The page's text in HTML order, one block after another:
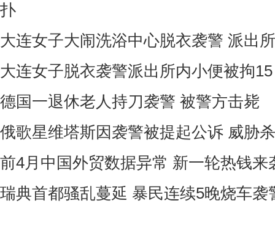
扑
大连女子大闹洗浴中心脱衣袭警 派出
大连女子脱衣袭警派出所内小便被拘
德国一退休老人持刀袭警 被警方击毙
俄歌星维塔斯因袭警被提起公诉 威胁
前4月中国外贸数据异常 新一轮热钱来
瑞典首都骚乱蔓延 暴民连续5晚烧车袭